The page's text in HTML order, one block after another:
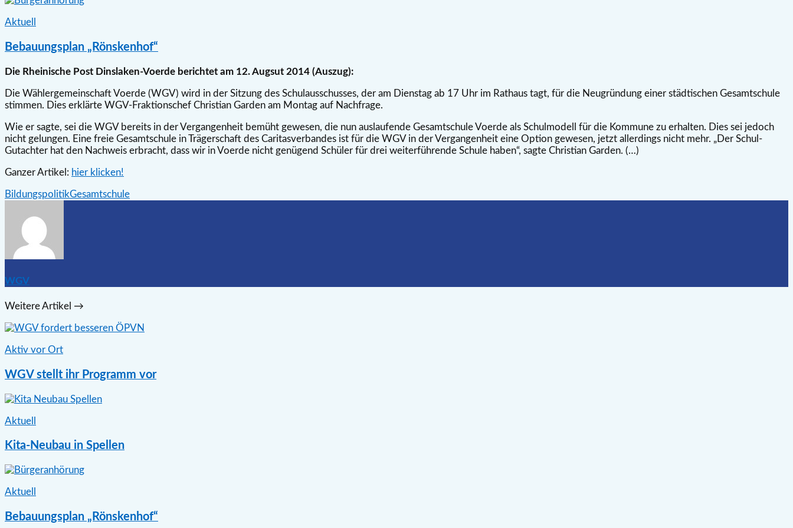
Aktuell
Bebauungsplan „Rönskenhof“
Die Rheinische Post Dinslaken-Voerde berichtet am 12. Augsut 2014 (Auszug):
Die Wählergemeinschaft Voerde (WGV) wird in der Sitzung des Schulausschusses, der am Dienstag ab 17 Uhr im Rathaus tagt, für die Neugründung einer städtischen Gesamtschule
stimmen. Dies erklärte WGV-Fraktionschef Christian Garden am Montag auf Nachfrage.
Wie er sagte, sei die WGV bereits in der Vergangenheit bemüht gewesen, die nun auslaufende Gesamtschule Voerde als Schulmodell für die Kommune zu erhalten. Dies sei jedoch
nicht gelungen. Eine freie Gesamtschule in Trägerschaft des Caritasverbandes ist für die WGV in der Vergangenheit eine Option gewesen, jetzt allerdings nicht mehr. „Der Schul-
Gutachter hat den Nachweis erbracht, dass wir in Voerde nicht genügend Schüler für drei weiterführende Schule haben“, sagte Christian Garden. (…)
Ganzer Artikel: hier klicken!
BildungspolitikGesamtschule
WGV
Weitere Artikel →
Aktiv vor Ort
WGV stellt ihr Programm vor
Aktuell
Kita-Neubau in Spellen
Aktuell
Bebauungsplan „Rönskenhof“